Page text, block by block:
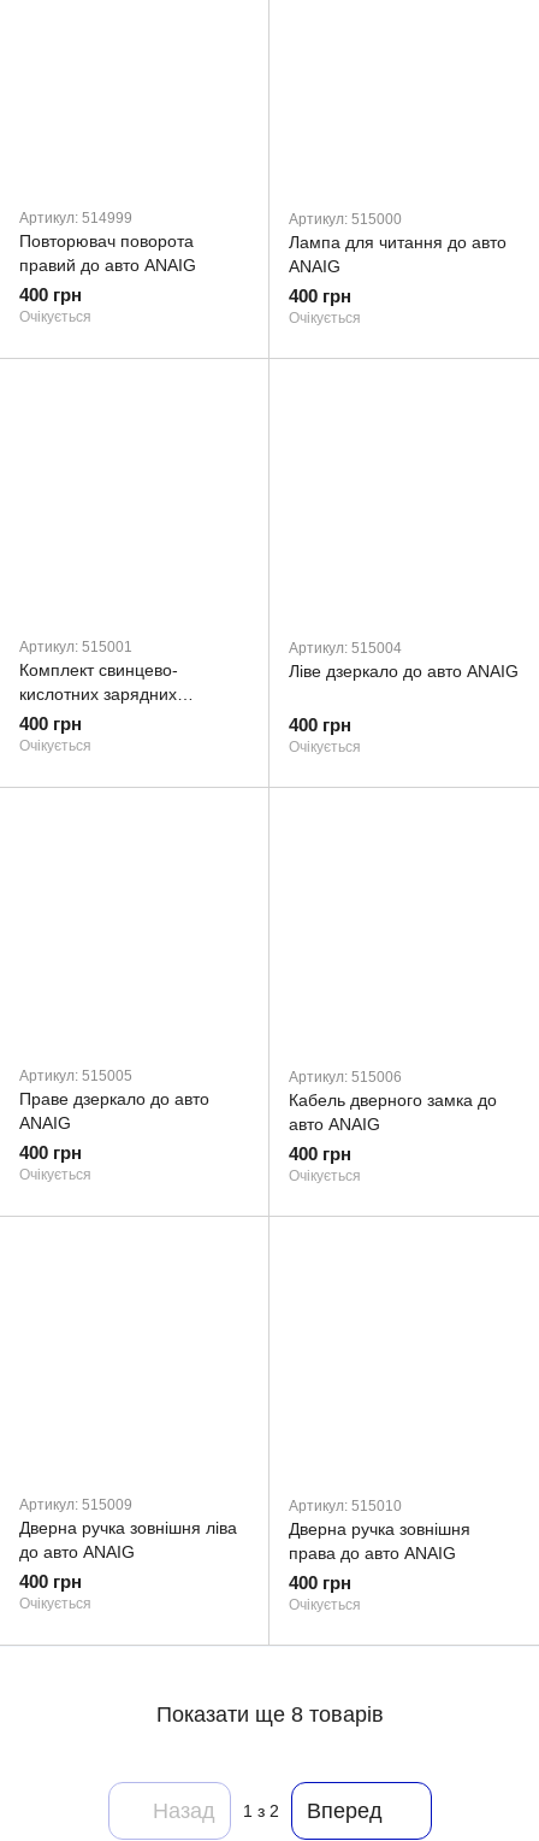
Артикул: 514999
Повторювач поворота
правий до авто ANAIG
400 грн
Очікується
Артикул: 515000
Лампа для читання до авто
ANAIG
400 грн
Очікується
Артикул: 515001
Комплект свинцево-
кислотних зарядних
пристроїв
400 грн
Очікується
Артикул: 515004
Ліве дзеркало до авто ANAIG
400 грн
Очікується
Артикул: 515005
Праве дзеркало до авто
ANAIG
400 грн
Очікується
Артикул: 515006
Кабель дверного замка до
авто ANAIG
400 грн
Очікується
Артикул: 515009
Дверна ручка зовнішня ліва
до авто ANAIG
400 грн
Очікується
Артикул: 515010
Дверна ручка зовнішня
права до авто ANAIG
400 грн
Очікується
Показати ще 8 товарів
Назад 1 з 2 Вперед